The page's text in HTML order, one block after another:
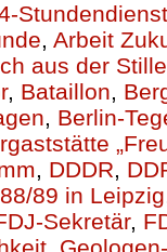
Stundendienst
, Arbeit
aus der Stille
, Bataillon,
, Berlin-
, DDDR,
89 in Leipzig
Sekretär,